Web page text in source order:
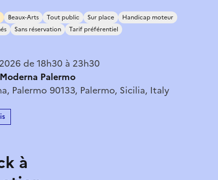
Beaux-Arts Tout public Sur place
Handicap moteur
Sans réservation Tarif préférentiel
de 18h30 à 23h30
Palermo
Palermo 90133, Palermo, Sicilia, Italy
à